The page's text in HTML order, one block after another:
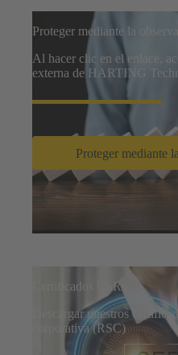
Proteger mediante la
Al hacer clic en el enlace,
externa de HARTING
Proteger mediante
Certificados CSR
Descargar nuestros
corporativa (RSC)